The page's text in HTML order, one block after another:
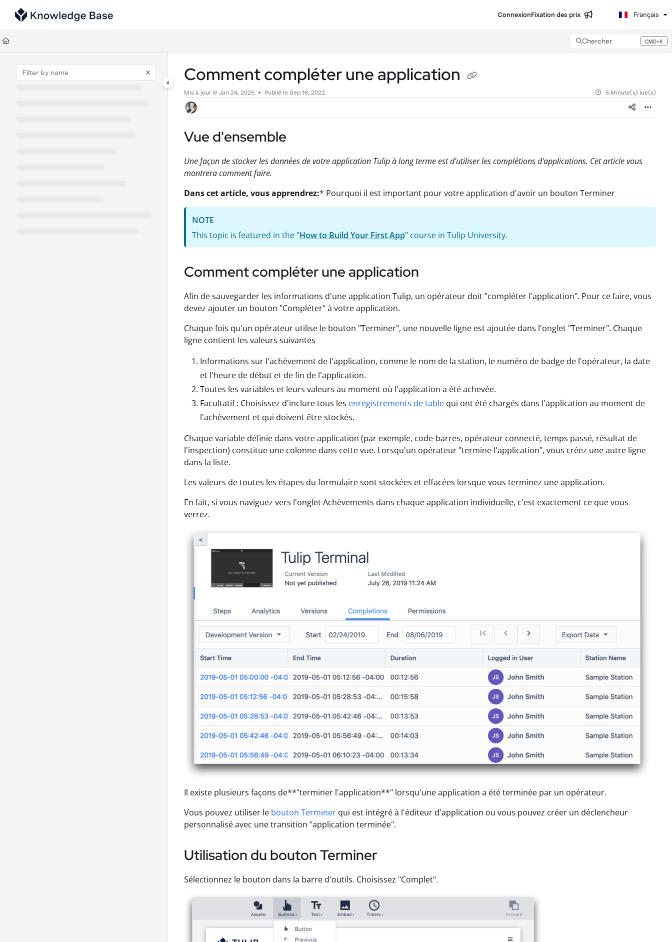
Documentation Index
Fetch the complete documentation index at:
Use this file to discover all available pages before exploring further.
ConnexionFixation des prix Français
Chercher CMD+K
Press CMD+K to open search
Comment compléter une application
Mis à jour le Jan 24, 2025 Publié le Sep 16, 2022 5 Minute(s) lue(s)
Vue d'ensemble
Une façon de stocker les données de votre application Tulip à long terme est d'utiliser les complétions d'applications. Cet article vous
montrera comment faire.
Dans cet article, vous apprendrez:* Pourquoi il est important pour votre application d'avoir un bouton Terminer
NOTE
This topic is featured in the "How to Build Your First App" course in Tulip University.
Comment compléter une application
Afin de sauvegarder les informations d'une application Tulip, un opérateur doit "compléter l'application". Pour ce faire, vous
devez ajouter un bouton "Compléter" à votre application.
Chaque fois qu'un opérateur utilise le bouton "Terminer", une nouvelle ligne est ajoutée dans l'onglet "Terminer". Chaque
ligne contient les valeurs suivantes
Informations sur l'achèvement de l'application, comme le nom de la station, le numéro de badge de l'opérateur, la date
et l'heure de début et de fin de l'application.
Toutes les variables et leurs valeurs au moment où l'application a été achevée.
Facultatif : Choisissez d'inclure tous les enregistrements de table qui ont été chargés dans l'application au moment de
l'achèvement et qui doivent être stockés.
Chaque variable définie dans votre application (par exemple, code-barres, opérateur connecté, temps passé, résultat de
l'inspection) constitue une colonne dans cette vue. Lorsqu'un opérateur "termine l'application", vous créez une autre ligne
dans la liste.
Les valeurs de toutes les étapes du formulaire sont stockées et effacées lorsque vous terminez une application.
En fait, si vous naviguez vers l'onglet Achèvements dans chaque application individuelle, c'est exactement ce que vous
verrez.
Il existe plusieurs façons de**"terminer l'application**" lorsqu'une application a été terminée par un opérateur.
Vous pouvez utiliser le bouton Terminer qui est intégré à l'éditeur d'application ou vous pouvez créer un déclencheur
personnalisé avec une transition "application terminée".
Utilisation du bouton Terminer
Sélectionnez le bouton dans la barre d'outils. Choisissez "Complet".